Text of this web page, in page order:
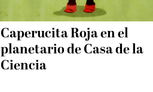
Caperucita Roja en el
planetario de Casa de la
Ciencia